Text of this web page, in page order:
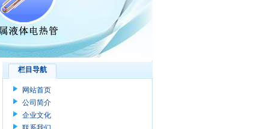
栏目导航
网站首页
公司简介
企业文化